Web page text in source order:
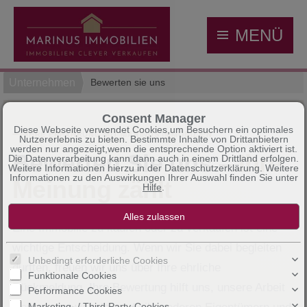
MENÜ
Bewerten sie uns
IHRE ERFAHRUNG MIT MARINUS IMMOBILIEN
Bewerten Sie uns –Ihre
Meinung zählt
Eine Immobilie zu kaufen oder zu verkaufen ist eine
durften, freuen wir uns über Ihre ehrliche
Rückmeldung. Ihre Bewertung hilft uns, unsere Arbeit
Consent Manager
Diese Webseite verwendet Cookies,um Besuchern ein optimales
Nutzererlebnis zu bieten. Bestimmte Inhalte von Drittanbietern
werden nur angezeigt,wenn die entsprechende Option aktiviert ist.
Die Datenverarbeitung kann dann auch in einem Drittland erfolgen.
Weitere Informationen hierzu in der Datenschutzerklärung. Weitere
Informationen zu den Auswirkungen Ihrer Auswahl finden Sie unter
Hilfe
Unbedingt erforderliche Cookies
Funktionale Cookies
Performance Cookies